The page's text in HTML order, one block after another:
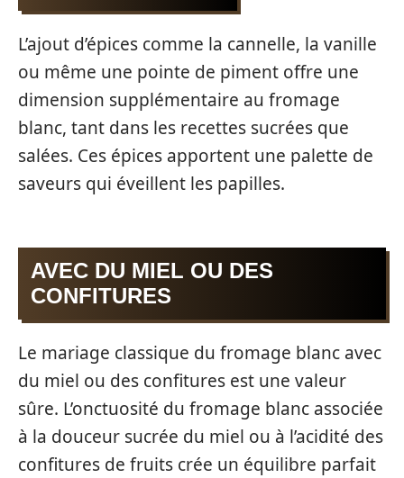
L’ajout d’épices comme la cannelle, la vanille
ou même une pointe de piment offre une
dimension supplémentaire au fromage
blanc, tant dans les recettes sucrées que
salées. Ces épices apportent une palette de
saveurs qui éveillent les papilles.
AVEC DU MIEL OU DES
CONFITURES
Le mariage classique du fromage blanc avec
du miel ou des confitures est une valeur
sûre. L’onctuosité du fromage blanc associée
à la douceur sucrée du miel ou à l’acidité des
confitures de fruits crée un équilibre parfait